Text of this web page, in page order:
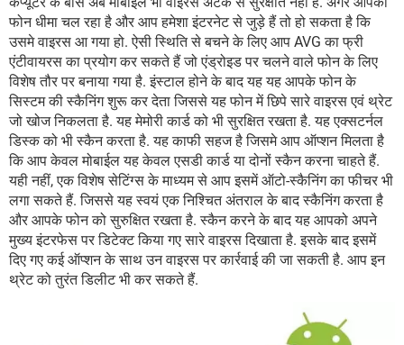
फोन धीमा चल रहा है और आप हमेशा इंटरनेट से जुड़े हैं तो हो सकता है कि
उसमे वाइरस आ गया हो. ऐसी स्थिति से बचने के लिए आप AVG का फ्री
एंटीवायरस का प्रयोग कर सकते हैं जो एंड्रोइड पर चलने वाले फोन के लिए
विशेष तौर पर बनाया गया है. इंस्टाल होने के बाद यह यह आपके फोन के
सिस्टम की स्कैनिंग शुरू कर देता जिससे यह फोन में छिपे सारे वाइरस एवं थ्रेट
जो खोज निकलता है. यह मेमोरी कार्ड को भी सुरक्षित रखता है. यह एक्सटर्नल
डिस्क को भी स्कैन करता है. यह काफी सहज है जिसमे आप ऑप्शन मिलता है
कि आप केवल मोबाईल यह केवल एसडी कार्ड या दोनों स्कैन करना चाहते हैं.
यही नहीं, एक विशेष सेटिंग्स के माध्यम से आप इसमें ऑटो-स्कैनिंग का फीचर भी
लगा सकते हैं. जिससे यह स्वयं एक निश्चित अंतराल के बाद स्कैनिंग करता है
और आपके फोन को सुरुक्षित रखता है. स्कैन करने के बाद यह आपको अपने
मुख्य इंटरफेस पर डिटेक्ट किया गए सारे वाइरस दिखाता है. इसके बाद इसमें
दिए गए कई ऑप्शन के साथ उन वाइरस पर कार्रवाई की जा सकती है. आप इन
थ्रेट को तुरंत डिलीट भी कर सकते हैं.